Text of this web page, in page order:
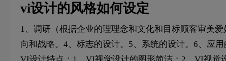
vi设计的风格如何设定
1、调研（根据企业的理理念和文化和目标顾客审美
向和战略。4、标志的设计。5、系统的设计。6、应用